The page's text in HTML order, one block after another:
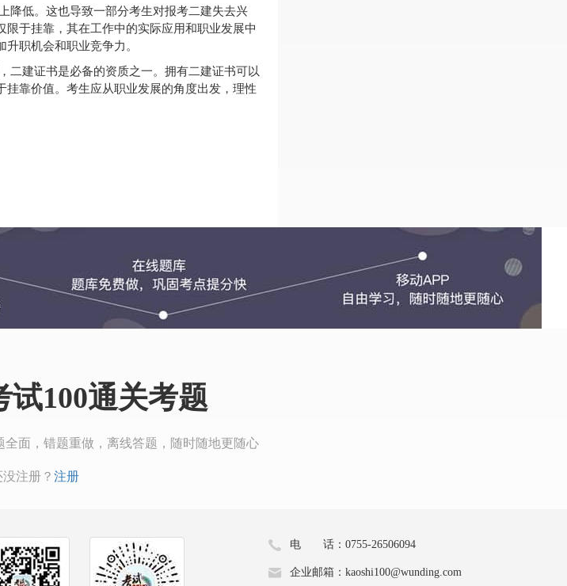
降低。这也导致一部分考生对报考二建失去兴
于挂靠，其在工作中的实际应用和职业发展中
职机会和职业竞争力。
二建证书是必备的资质之一。拥有二建证书可以
靠价值。考生应从职业发展的角度出发，理性
试100通关考题
全面，错题重做，离线答题，随时随地更随心
没注册？ 注册
电 话：0755-26506094
企业邮箱：kaoshi100@wunding.com